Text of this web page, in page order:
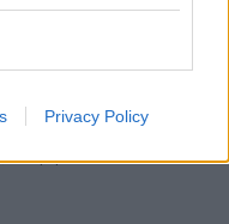
Privacy Policy
Δημήτρη
Φιλμ για
του ελληνικού
και καλλιτέχνη που
αναφέρεται